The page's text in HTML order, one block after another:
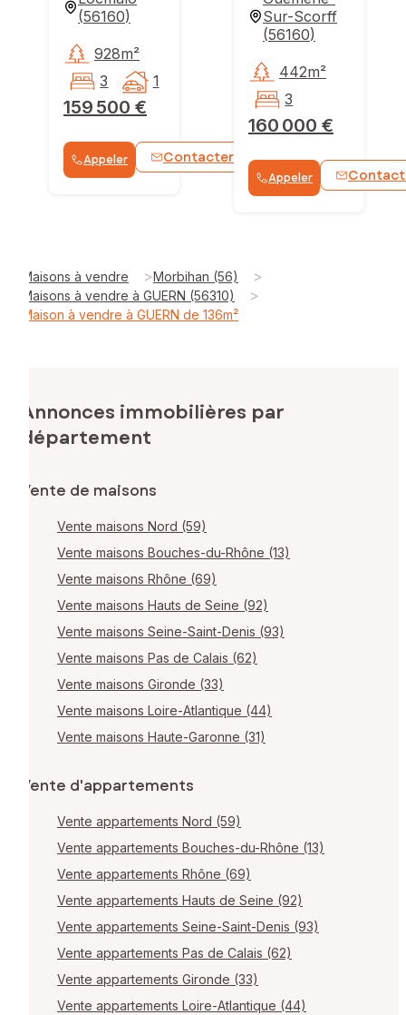
(56160)
159 500 €
928m²
3
1
Appeler Contacter WhatsApp
Sur-Scorff
(56160)
160 000 €
442m²
3
Appeler
Maisons à vendre >Morbihan (56) >
Maisons à vendre à GUERN (56310) >
Maison à vendre à GUERN de 136m²
Annonces immobilières par
département
Vente de maisons
Vente maisons Nord (59)
Vente maisons Bouches-du-Rhône (13)
Vente maisons Rhône (69)
Vente maisons Hauts de Seine (92)
Vente maisons Seine-Saint-Denis (93)
Vente maisons Pas de Calais (62)
Vente maisons Gironde (33)
Vente maisons Loire-Atlantique (44)
Vente maisons Haute-Garonne (31)
Vente d'appartements
Vente appartements Nord (59)
Vente appartements Bouches-du-Rhône (13)
Vente appartements Rhône (69)
Vente appartements Hauts de Seine (92)
Vente appartements Seine-Saint-Denis (93)
Vente appartements Pas de Calais (62)
Vente appartements Gironde (33)
Vente appartements Loire-Atlantique (44)